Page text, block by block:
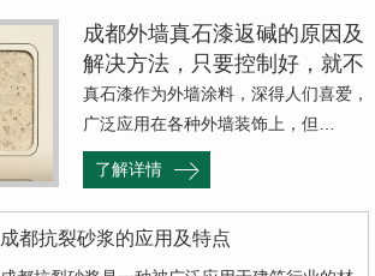
成都外墙真石漆返碱的原因及
解决方法，只要控制好，就不
会出现返碱现象
真石漆作为外墙涂料，深得人们喜爱，
广泛应用在各种外墙装饰上，但…
了解详情
成都抗裂砂浆的应用及特点